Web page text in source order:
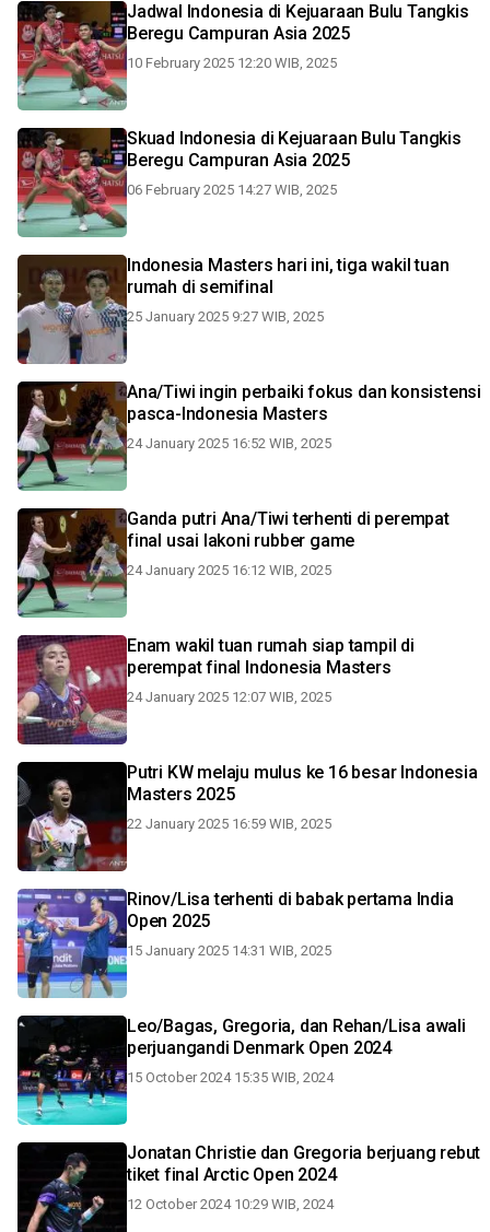
Jadwal Indonesia di Kejuaraan Bulu Tangkis
Beregu Campuran Asia 2025
10 February 2025 12:20 WIB, 2025
Skuad Indonesia di Kejuaraan Bulu Tangkis
Beregu Campuran Asia 2025
06 February 2025 14:27 WIB, 2025
Indonesia Masters hari ini, tiga wakil tuan
rumah di semifinal
25 January 2025 9:27 WIB, 2025
Ana/Tiwi ingin perbaiki fokus dan konsistensi
pasca-Indonesia Masters
24 January 2025 16:52 WIB, 2025
Ganda putri Ana/Tiwi terhenti di perempat
final usai lakoni rubber game
24 January 2025 16:12 WIB, 2025
Enam wakil tuan rumah siap tampil di
perempat final Indonesia Masters
24 January 2025 12:07 WIB, 2025
Putri KW melaju mulus ke 16 besar Indonesia
Masters 2025
22 January 2025 16:59 WIB, 2025
Rinov/Lisa terhenti di babak pertama India
Open 2025
15 January 2025 14:31 WIB, 2025
Leo/Bagas, Gregoria, dan Rehan/Lisa awali
perjuangandi Denmark Open 2024
15 October 2024 15:35 WIB, 2024
Jonatan Christie dan Gregoria berjuang rebut
tiket final Arctic Open 2024
12 October 2024 10:29 WIB, 2024